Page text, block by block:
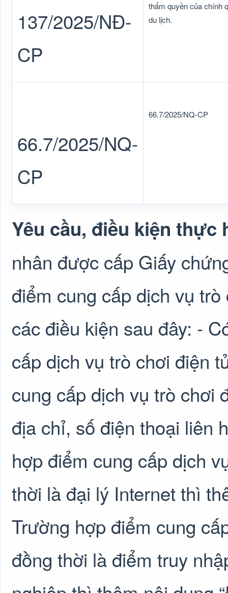
137/2025/NĐ-
CP
thẩm quyền của chính
du lịch.
66.7/2025/NQ-
CP
66.7/2025/NQ-CP
Yêu cầu, điều kiện thực
nhân được cấp Giấy
điểm cung cấp dịch vụ
các điều kiện sau đây: -
cấp dịch vụ trò chơi điện
cung cấp dịch vụ trò chơi
địa chỉ, số điện thoại liên
hợp điểm cung cấp dịch
thời là đại lý Internet thì
Trường hợp điểm cung
đồng thời là điểm truy